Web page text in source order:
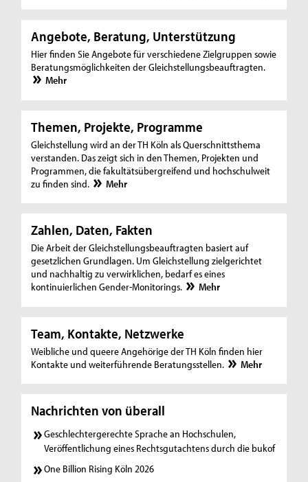
Angebote, Beratung, Unterstützung
Hier finden Sie Angebote für verschiedene Zielgruppen sowie
Beratungsmöglichkeiten der Gleichstellungsbeauftragten.
Mehr
Themen, Projekte, Programme
Gleichstellung wird an der TH Köln als Querschnittsthema
verstanden. Das zeigt sich in den Themen, Projekten und
Programmen, die fakultätsübergreifend und hochschulweit
zu finden sind.
Mehr
Zahlen, Daten, Fakten
Die Arbeit der Gleichstellungsbeauftragten basiert auf
gesetzlichen Grundlagen. Um Gleichstellung zielgerichtet
und nachhaltig zu verwirklichen, bedarf es eines
kontinuierlichen Gender-Monitorings.
Mehr
Team, Kontakte, Netzwerke
Weibliche und queere Angehörige der TH Köln finden hier
Kontakte und weiterführende Beratungsstellen.
Mehr
Nachrichten von überall
Geschlechtergerechte Sprache an Hochschulen,
Veröffentlichung eines Rechtsgutachtens durch die bukof
One Billion Rising Köln 2026